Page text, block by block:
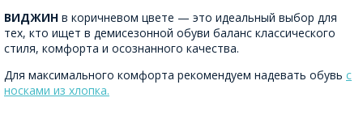
ВИДЖИН в коричневом цвете — это идеальный выбор для
тех, кто ищет в демисезонной обуви баланс классического
стиля, комфорта и осознанного качества.
Для максимального комфорта рекомендуем надевать обувь с
носками из хлопка.